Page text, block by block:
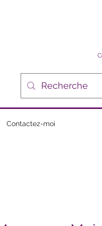
Contactez-moi